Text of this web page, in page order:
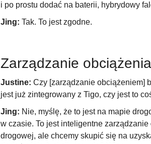
i po prostu dodać na baterii, hybrydowy
Jing: Tak. To jest zgodne.
Zarządzanie
Justine: Czy [zarządzanie obciążeniem]
jest już zintegrowany z Tigo, czy jest to
Jing: Nie, myślę, że to jest na mapie
w czasie. To jest inteligentne
drogowej, ale chcemy skupić się na